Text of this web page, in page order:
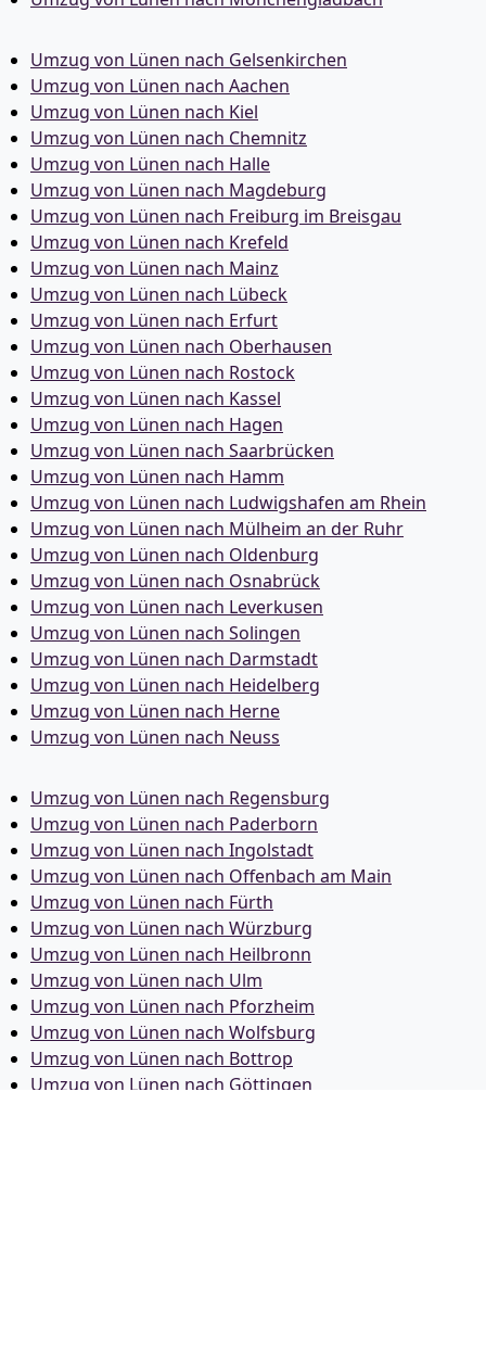
Umzug von Lünen nach Gelsenkirchen
Umzug von Lünen nach Aachen
Umzug von Lünen nach Kiel
Umzug von Lünen nach Chemnitz
Umzug von Lünen nach Halle
Umzug von Lünen nach Magdeburg
Umzug von Lünen nach Freiburg im Breisgau
Umzug von Lünen nach Krefeld
Umzug von Lünen nach Mainz
Umzug von Lünen nach Lübeck
Umzug von Lünen nach Erfurt
Umzug von Lünen nach Oberhausen
Umzug von Lünen nach Rostock
Umzug von Lünen nach Kassel
Umzug von Lünen nach Hagen
Umzug von Lünen nach Saarbrücken
Umzug von Lünen nach Hamm
Umzug von Lünen nach Ludwigshafen am Rhein
Umzug von Lünen nach Mülheim an der Ruhr
Umzug von Lünen nach Oldenburg
Umzug von Lünen nach Osnabrück
Umzug von Lünen nach Leverkusen
Umzug von Lünen nach Solingen
Umzug von Lünen nach Darmstadt
Umzug von Lünen nach Heidelberg
Umzug von Lünen nach Herne
Umzug von Lünen nach Neuss
Umzug von Lünen nach Regensburg
Umzug von Lünen nach Paderborn
Umzug von Lünen nach Ingolstadt
Umzug von Lünen nach Offenbach am Main
Umzug von Lünen nach Fürth
Umzug von Lünen nach Würzburg
Umzug von Lünen nach Heilbronn
Umzug von Lünen nach Ulm
Umzug von Lünen nach Pforzheim
Umzug von Lünen nach Wolfsburg
Umzug von Lünen nach Bottrop
Umzug von Lünen nach Göttingen